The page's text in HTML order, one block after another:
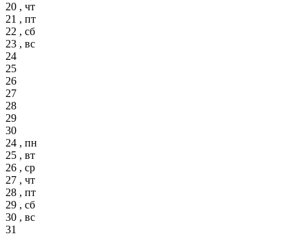
20 , чт
21 , пт
22 , сб
23 , вс
24
25
26
27
28
29
30
24 , пн
25 , вт
26 , ср
27 , чт
28 , пт
29 , сб
30 , вс
31